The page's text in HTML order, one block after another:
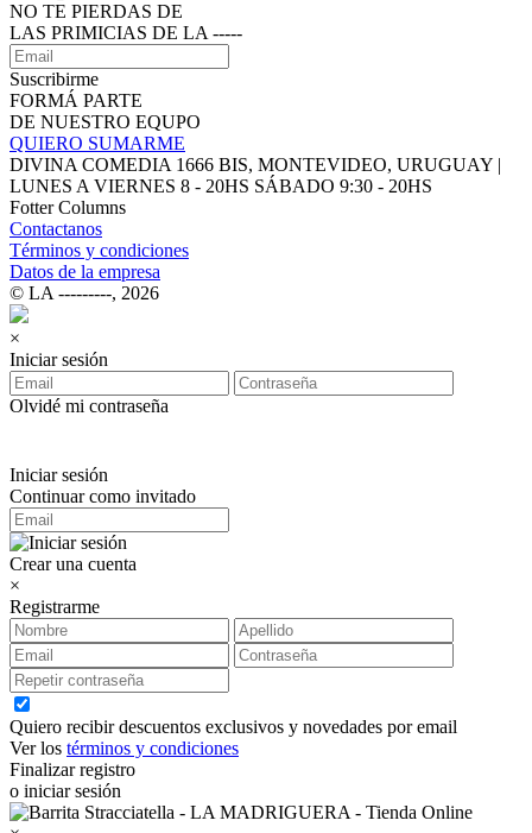
NO TE PIERDAS DE
LAS PRIMICIAS DE LA ‑‑‑‑‑
Suscribirme
FORMÁ PARTE
DE NUESTRO EQUPO
QUIERO SUMARME
DIVINA COMEDIA 1666 BIS, MONTEVIDEO, URUGUAY |
LUNES A VIERNES 8 - 20HS SÁBADO 9:30 - 20HS
Fotter Columns
Contactanos
Términos y condiciones
Datos de la empresa
© LA ‑‑‑‑‑‑‑‑‑, 2026
×
Iniciar sesión
Olvidé mi contraseña
Iniciar sesión
Continuar como invitado
Crear una cuenta
×
Registrarme
Quiero recibir descuentos exclusivos y novedades por email
Ver los términos y condiciones
Finalizar registro
o iniciar sesión